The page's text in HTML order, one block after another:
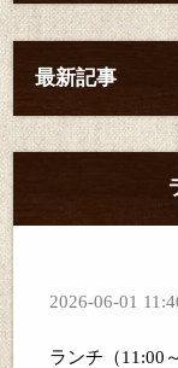
最新記事
2026-06-01
ランチ（11:00